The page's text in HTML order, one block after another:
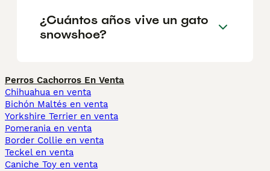
¿Cuántos años vive un gato
snowshoe?
Perros Cachorros En Venta
Chihuahua en venta
Bichón Maltés en venta
Yorkshire Terrier en venta
Pomerania en venta
Border Collie en venta
Teckel en venta
Caniche Toy en venta